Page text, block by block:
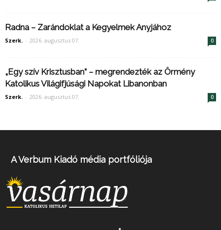
Radna – Zarándoklat a Kegyelmek Anyjához
Szerk. - 2026. augusztus 07. 0
„Egy szív Krisztusban” – megrendezték az Örmény
Katolikus Világifjúsági Napokat Libanonban
Szerk. - 2026. augusztus 07. 0
A Verbum Kiadó média portfóliója